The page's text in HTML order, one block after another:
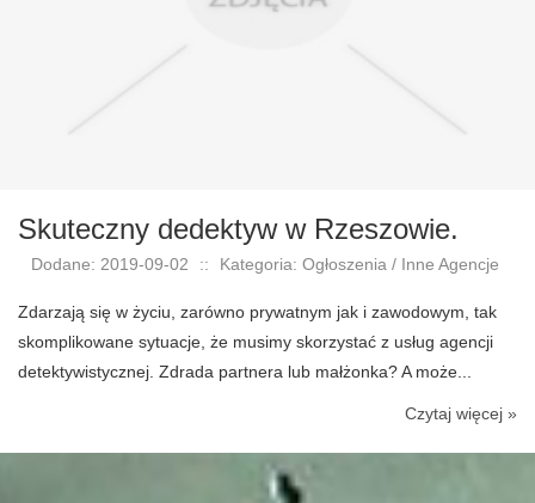
Skuteczny dedektyw w Rzeszowie.
Dodane: 2019-09-02 :: Kategoria: Ogłoszenia / Inne Agencje
Zdarzają się w życiu, zarówno prywatnym jak i zawodowym, tak
skomplikowane sytuacje, że musimy skorzystać z usług agencji
detektywistycznej. Zdrada partnera lub małżonka? A może...
Czytaj więcej »